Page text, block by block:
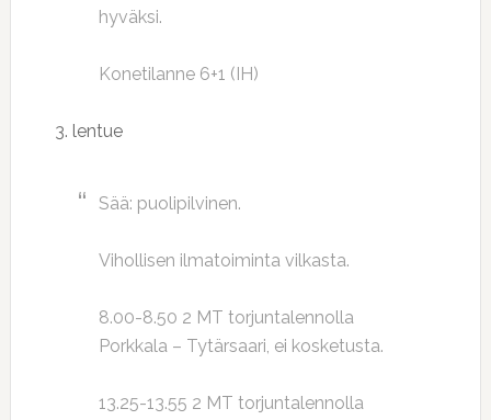
hyväksi.
Konetilanne 6+1 (IH)
3. lentue
Sää: puolipilvinen.
Vihollisen ilmatoiminta vilkasta.
8.00-8.50 2 MT torjuntalennolla
Porkkala – Tytärsaari, ei kosketusta.
13.25-13.55 2 MT torjuntalennolla